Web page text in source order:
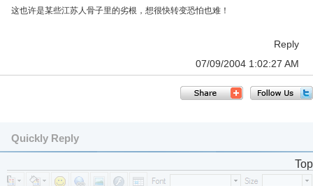
这也许是某些江苏人骨子里的劣根，想很快转变恐怕也难！
Reply
07/09/2004 1:02:27 AM
Quickly Reply
Top